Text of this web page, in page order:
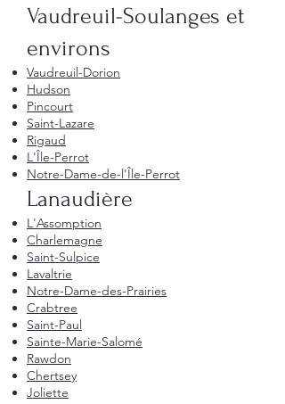
Vaudreuil-Soulanges et
environs
Vaudreuil-Dorion
Hudson
Pincourt
Saint-Lazare
Rigaud
L'Île-Perrot
Notre-Dame-de-l'Île-Perrot
Lanaudière
L'Assomption
Charlemagne
Saint-Sulpice
Lavaltrie
Notre-Dame-des-Prairies
Crabtree
Saint-Paul
Sainte-Marie-Salomé
Rawdon
Chertsey
Joliette